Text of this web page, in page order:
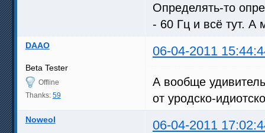
Определять-то
- 60 Гц и всё тут. А
DAAO 06-04-2011
Beta Tester
Offline
Thanks: 59
А вообще
от уродско-
Noweol 06-04-2011